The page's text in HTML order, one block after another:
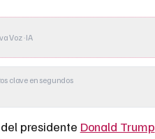
Voz · IA
clave en segundos
presidente Donald Trump